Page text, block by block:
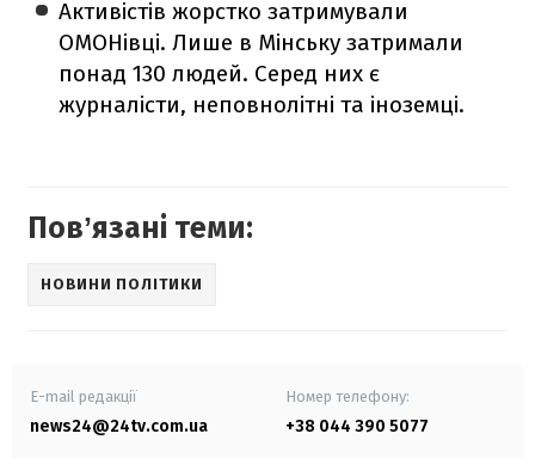
Активістів жорстко затримували
ОМОНівці. Лише в Мінську затримали
понад 130 людей. Серед них є
журналісти, неповнолітні та іноземці.
Повʼязані теми:
НОВИНИ ПОЛІТИКИ
E-mail редакції
news24@24tv.com.ua
Номер телефону:
+38 044 390 5077